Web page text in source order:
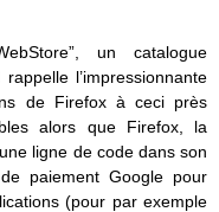
un catalogue
l’impressionnante
de Firefox à ceci près
alors que Firefox, la
ligne de code dans son
paiement Google pour
(pour par exemple